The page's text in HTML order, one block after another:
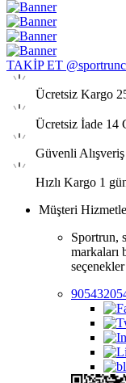
TAKİP ET
Ücretsiz Kargo
Ücretsiz İade 14
Güvenli Alışveriş
Hızlı Kargo 1
Müşteri
Sportrun,
markaları